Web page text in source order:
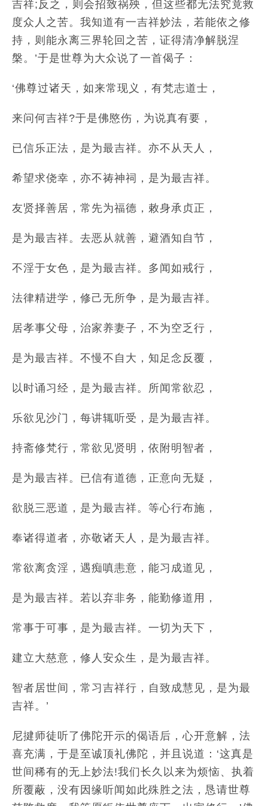
吉祥;反之，则会招致祸殃，但这些都无法究竟救
度众人之苦。我知道有一吉祥妙法，若能依之修
持，则能永离三界轮回之苦，证得清净解脱涅
槃。’于是世尊为大众说了一首偈子：
‘佛尊过诸天，如来常现义，有梵志道士，
来问何吉祥?于是佛愍伤，为说真有要，
已信乐正法，是为最吉祥。亦不从天人，
希望求侥幸，亦不祷神祠，是为最吉祥。
友贤择善居，常先为福德，敕身承贞正，
是为最吉祥。去恶从就善，避酒知自节，
不淫于女色，是为最吉祥。多闻如戒行，
法律精进学，修己无所争，是为最吉祥。
居孝事父母，治家养妻子，不为空乏行，
是为最吉祥。不慢不自大，知足念反覆，
以时诵习经，是为最吉祥。所闻常欲忍，
乐欲见沙门，每讲辄听受，是为最吉祥。
持斋修梵行，常欲见贤明，依附明智者，
是为最吉祥。已信有道德，正意向无疑，
欲脱三恶道，是为最吉祥。等心行布施，
奉诸得道者，亦敬诸天人，是为最吉祥。
常欲离贪淫，遇痴嗔恚意，能习成道见，
是为最吉祥。若以弃非务，能勤修道用，
常事于可事，是为最吉祥。一切为天下，
建立大慈意，修人安众生，是为最吉祥。
智者居世间，常习吉祥行，自致成慧见，是为最
吉祥。’
尼揵师徒听了佛陀开示的偈语后，心开意解，法
喜充满，于是至诚顶礼佛陀，并且说道：‘这真是
世间稀有的无上妙法!我们长久以来为烦恼、执着
所覆蔽，没有因缘听闻如此殊胜之法，恳请世尊